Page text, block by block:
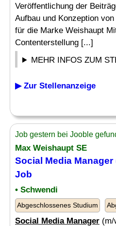
Veröffentlichung der
Aufbau und Konzeption
für die Marke Weishaupt
Contenterstellung [...]
MEHR INFOS ZUM
▶ Zur Stellenanzeige
Job gestern bei Jooble
Max Weishaupt SE
Social Media Manager
Job
• Schwendi
Abgeschlossenes Studium
Social Media Manager (m/